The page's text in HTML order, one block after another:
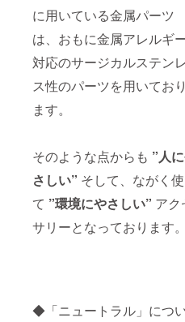
に用いている金属パーツ
は、おもに金属アレルギ
対応のサージカルステンレ
ス性のパーツを用いており
ます。
そのような点からも ”人
さしい” そして、ながく使
て ”環境にやさしい” アク
サリーとなっております。
◆「ニュートラル」につ